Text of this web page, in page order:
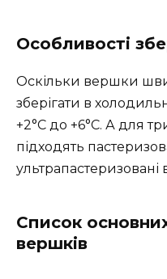
Особливості
Оскільки вершки
зберігати в
+2°C до +6°C. А для
підходять
Список
вершків